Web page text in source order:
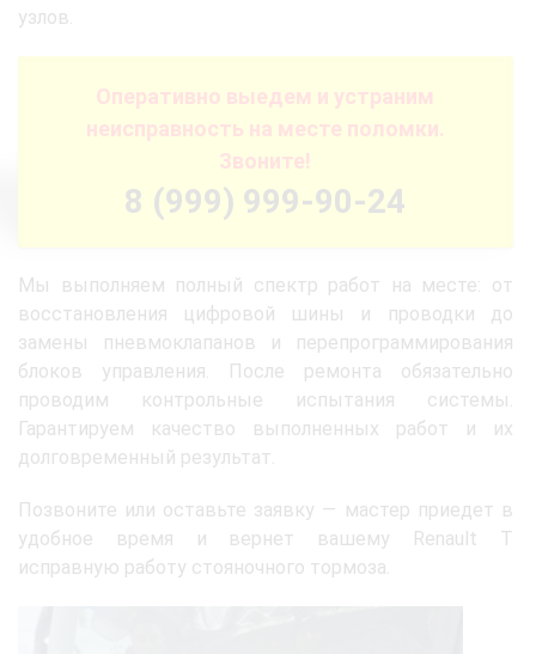
узлов.
Оперативно выедем и устраним
неисправность на месте поломки.
Звоните!
8 (999) 999-90-24
Мы выполняем полный спектр работ на месте: от
восстановления цифровой шины и проводки до
замены пневмоклапанов и перепрограммирования
блоков управления. После ремонта обязательно
проводим контрольные испытания системы.
Гарантируем качество выполненных работ и их
долговременный результат.
Позвоните или оставьте заявку — мастер приедет в
удобное время и вернет вашему Renault T
исправную работу стояночного тормоза.